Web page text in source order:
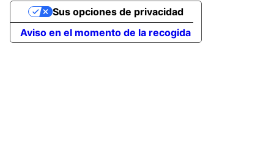
Aviso en el momento de la recogida
Sus opciones de privacidad